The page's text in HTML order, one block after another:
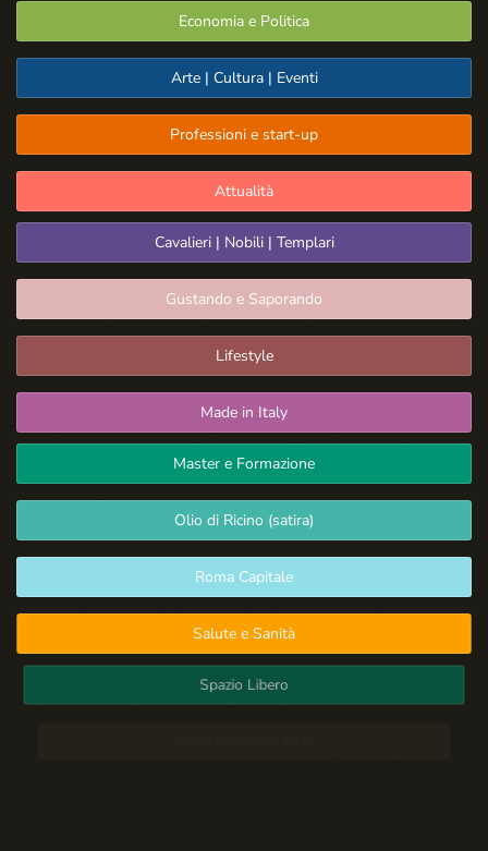
Economia e Politica
Arte | Cultura | Eventi
Professioni e start-up
Attualità
Cavalieri | Nobili | Templari
Gustando e Saporando
Lifestyle
Made in Italy
Master e Formazione
Olio di Ricino (satira)
Roma Capitale
Salute e Sanità
Spazio Libero